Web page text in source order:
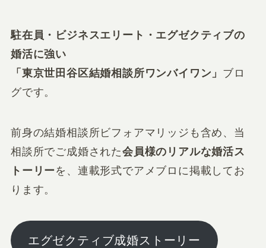
駐在員・ビジネスエリート・エグゼクティブの
婚活に強い
「 東京世田谷区結婚相談所ワンバイワン 」 ブロ
グです。
前身の結婚相談所ビフォアマリッジも含め、当
相談所でご成婚された会員様のリアルな婚活ス
トーリー を、連載形式でアメブロに掲載してお
ります。
エグゼクティブ成婚ストーリー